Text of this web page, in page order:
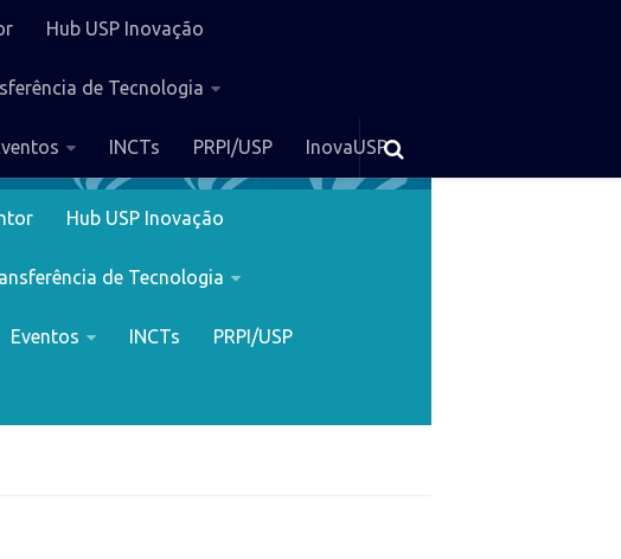
Hub USP Inovação
de Tecnologia
INCTs PRPI/USP InovaUSP
Hub USP Inovação
de Tecnologia
Eventos INCTs PRPI/USP